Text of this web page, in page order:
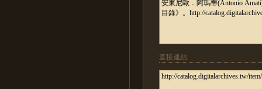
直接連結